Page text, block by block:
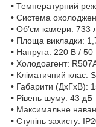
• Температурний
• Система
• Об’єм камери: 733
• Площа викладки:
• Напруга: 220 В / 50
• Холодоагент:
• Кліматичний клас:
• Габарити (ДхГхВ):
• Рівень шуму: 43 дБ
• Максимальне
• Ступінь захисту: